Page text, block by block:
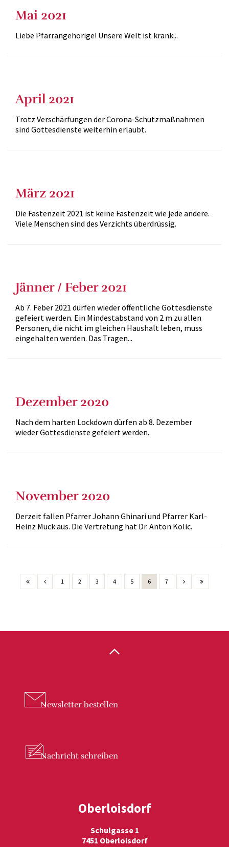
Mai 2021
Liebe Pfarrangehörige! Unsere Welt ist krank...
April 2021
Trotz Verschärfungen der Corona-Schutzmaßnahmen
sind Gottesdienste weiterhin erlaubt.
März 2021
Die Fastenzeit 2021 ist keine Fastenzeit wie jede andere.
Viele Menschen sind des Verzichts überdrüssig.
Jänner / Feber 2021
Ab 7. Feber 2021 dürfen wieder öffentliche Gottesdienste
gefeiert werden. Ein Mindestabstand von 2 m zu allen
Personen, die nicht im gleichen Haushalt leben, muss
eingehalten werden. Das Tragen...
Dezember 2020
Nach dem harten Lockdown dürfen ab 8. Dezember
wieder Gottesdienste gefeiert werden.
November 2020
Derzeit fallen Pfarrer Johann Ghinari und Pfarrer Karl-
Heinz Mück aus. Die Vertretung hat Dr. Anton Kolic.
1 2 3 4 5 6 7
Newsletter bestellen
Nachricht schreiben
Oberloisdorf
Schulgasse 1
7451 Oberloisdorf